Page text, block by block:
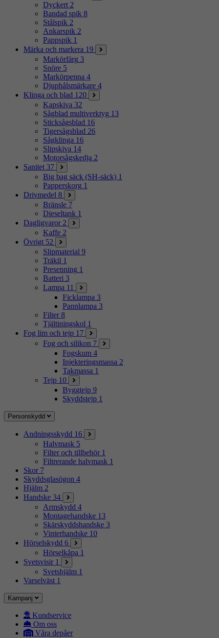
Dyckert 2
Bandad spik 8
Stålspik 2
Ankarspik 2
Pappspik 1
Märka och markera 19
Markörfärg 3
Snöre 5
Markörpenna 4
Djuphålsmärkare 4
Klinga och blad 120
Kapskiva 32
Sågblad multiverktyg 13
Sticksågsblad 16
Tigersågsblad 26
Sågklinga 16
Slipskiva 14
Motorsågskedja 2
Sanitet 37
Big bag säck (SH-säck) 1
Papperskorg 1
Drivmedel 8
Bränsle 7
Dieseltank 1
Dagligvaror 2
Kaffe 2
Övrigt 52
Slipmaterial 9
Träkil 1
Presenning 1
Batteri 3
Lampa 11
Ficklampa 3
Pannlampa 3
Filter 8
Tjältiningskol 1
Fog lim och tejp 17
Fog och silikon 7
Fogskum 4
Injekteringsmassa 2
Takmassa 1
Tejp 10
Byggtejp 9
Skyddstejp 1
Personskydd
Andningsskydd 16
Halvmask 5
Filter och tillbehör 1
Filtrerande halvmask 1
Skor 7
Skyddsglasögon 4
Hjälm 2
Handske 34
Armskydd 4
Montagehandske 13
Skärskyddshandske 3
Vinterhandske 10
Hörselskydd 6
Hörselkåpa 1
Svetsvisir 1
Svetshjälm 1
Varselväst 1
Kampanj
Kundservice
Om oss
Våra depåer